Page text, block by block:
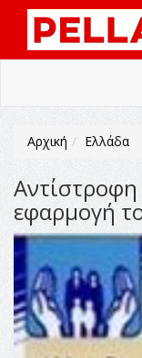
Αρχική Ελλάδα
εφαρμογή